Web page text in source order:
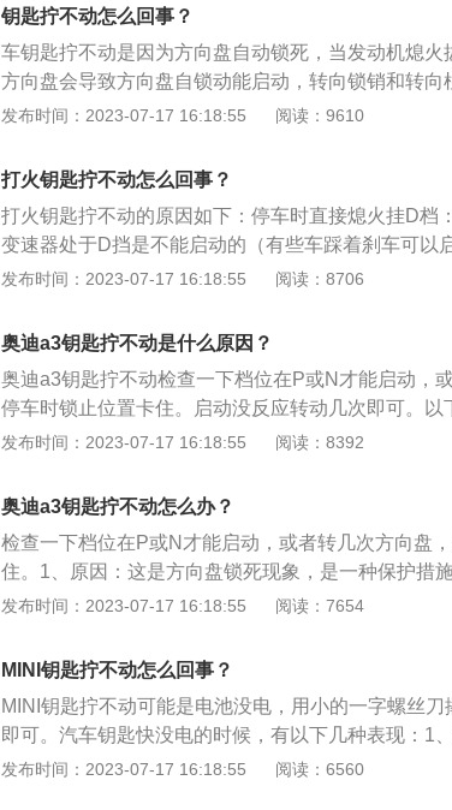
解除后备箱的锁定。4、寻车键：钥匙上标有喇叭图
车辆并发出响声，能使车主辨别车辆位置。
动方向盘就会自动落锁。随着对防盗安全意识的增强
盘锁止构造，也就是说盗贼进入车内只要转一下方向
态，即便发动车也只能原地转圈。
钥匙拧不动怎么回事？
车钥匙拧不动是因为方向盘自动锁死，当发动机熄火
方向盘会导致方向盘自锁动能启动，转向锁销和转向
锁定。关于车钥匙hold按键的相关信息如下：1、简
2、其他功能：hold键不是后备箱开启键，是远程启
内，按住2至3秒种，汽车自动启动。这个功能在冬天
内温度。
发布时间：2023-07-17 16:18:55 阅读：9610
打火钥匙拧不动怎么回事？
打火钥匙拧不动的原因如下：停车时直接熄火挂D档
变速器处于D挡是不能启动的（有些车踩着刹车可以
了安全考虑，挂着有挡位的车子一启动就自动往前冲
正常启动。停车后方向盘没回正：这其实不是车的问
方向盘没回正或有转动，就会导致方向盘自锁功能启
一起，方向盘就不能动，即使是插进钥匙用力拧也拧
型都具有的普通防盗功能。解决方法也很简单，就
就是把钥匙拧断了也不可能启动发动机。
发布时间：2023-07-17 16:18:55 阅读：8706
奥迪a3钥匙拧不动是什么原因？
奥迪a3钥匙拧不动检查一下档位在P或N才能启动，
停车时锁止位置卡住。启动没反应转动几次即可。以
A3的介绍：A3的风格自成一族，它代表一种纯粹的
功能：这是方向盘锁死现象，是一种保护措施，在停
向盘，则方向盘被锁紧，可以有简单的防盗功能。
发布时间：2023-07-17 16:18:55 阅读：8392
奥迪a3钥匙拧不动怎么办？
检查一下档位在P或N才能启动，或者转几次方向盘
住。1、原因：这是方向盘锁死现象，是一种保护措
再转动方向盘，则方向盘被锁紧，可以有简单的防盗
向盘没回正或有转动，就会导致方向盘自锁功能启动
起，方向盘就不能动了，即使是插进钥匙用力拧也拧
发布时间：2023-07-17 16:18:55 阅读：7654
MINI钥匙拧不动怎么回事？
MINI钥匙拧不动可能是电池没电，用小的一字螺丝
即可。汽车钥匙快没电的时候，有以下几种表现：1
之前在6米以内的距离可以打开车门，钥匙没电的时
发布时间：2023-07-17 16:18:55 阅读：6560